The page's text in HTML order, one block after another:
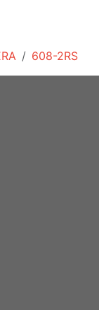
608-2RS